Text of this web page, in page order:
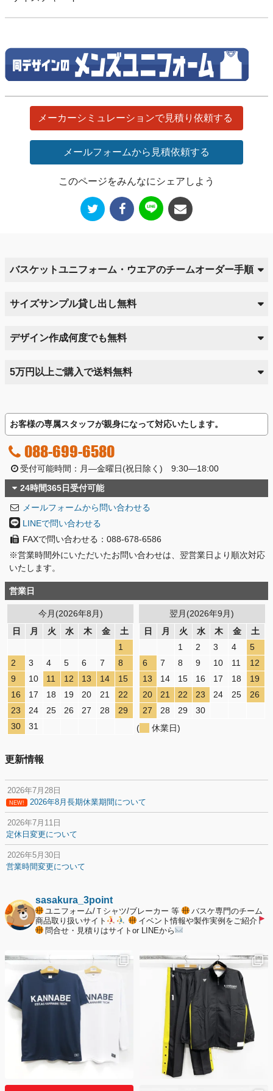
メーカーシミュレーションで見積り依頼する
メールフォームから見積依頼する
このページをみんなにシェアしよう
バスケットユニフォーム・ウエアのチームオーダー手順
サイズサンプル貸し出し無料
デザイン作成何度でも無料
5万円以上ご購入で送料無料
お客様の専属スタッフが親身になって対応いたします。
088-699-6580
受付可能時間：月―金曜日(祝日除く) 9:30―18:00
24時間365日受付可能
メールフォームから問い合わせる
LINEで問い合わせる
FAXで問い合わせる：088-678-6586
※営業時間外にいただいたお問い合わせは、翌営業日より順次対応
いたします。
営業日
今月(2026年8月)
日
月 火 水 木 金
土
1
2
3 4 5 6 7
8
9
10 11 12 13 14
15
16
17 18 19 20 21
22
23
24 25 26 27 28
29
30
31
翌月(2026年9月)
日
月 火 水 木 金
土
1
2 3 4
5
6
7 8 9 10 11
12
13
14 15 16 17 18
19
20
21 22 23 24 25
26
27
28 29
30
(
休業日)
更新情報
2026年7月28日
NEW! 2026年8月長期休業期間について
2026年7月11日
定休日変更について
2026年5月30日
営業時間変更について
納期遅延について
2025年12月11日
年末年始の休業期間について
sasakura_3point
ユニフォーム/Ｔシャツ/ブレーカー 等
バスケ専門のチーム
商品取り扱いサイト
イベント情報や製作実例をご紹介
問合せ・見積りはサイトor LINEから